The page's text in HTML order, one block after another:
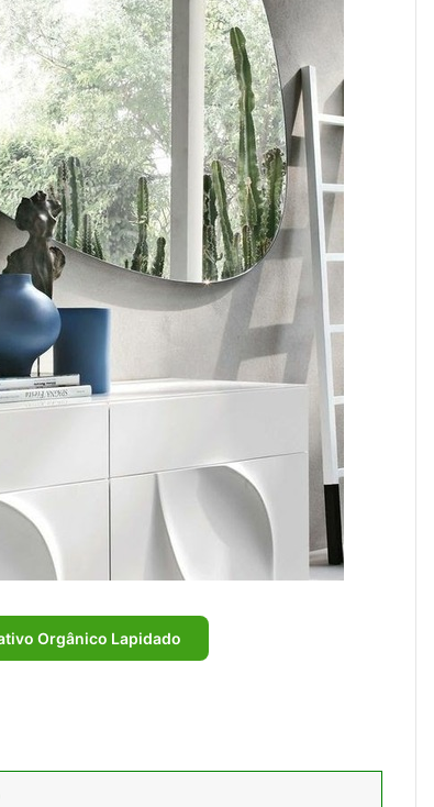
Orgânico Lapidado